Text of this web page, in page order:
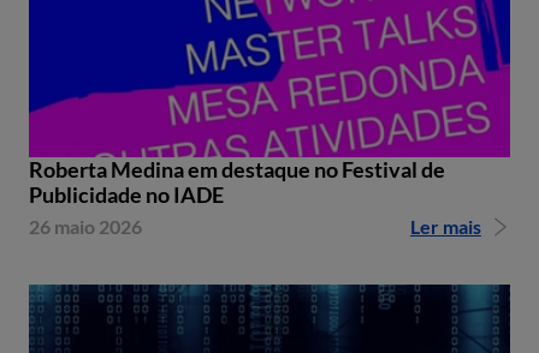
Roberta Medina em destaque no Festival de
Publicidade no IADE
26 maio 2026 Ler mais